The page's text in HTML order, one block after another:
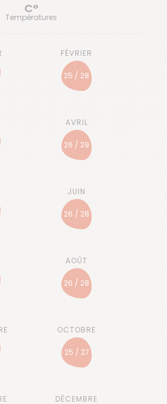
C°
Températures
25 / 28
26 / 29
26 / 28
26 / 28
25 / 27